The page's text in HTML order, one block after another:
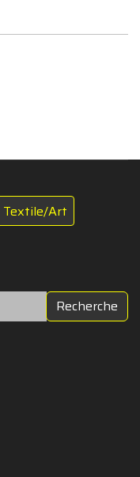
Textile/Art
Recherche